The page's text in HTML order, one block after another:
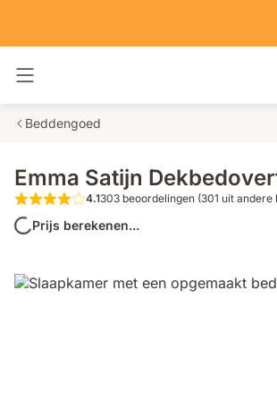
Beddengoed
Emma Satijn
4.1 van de 5
4.1303 beoordelingen (301 uit andere
Prijs berekenen...